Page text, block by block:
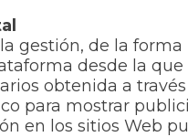
gestión, de la
desde la
obtenida a
para mostrar
en los sitios Web